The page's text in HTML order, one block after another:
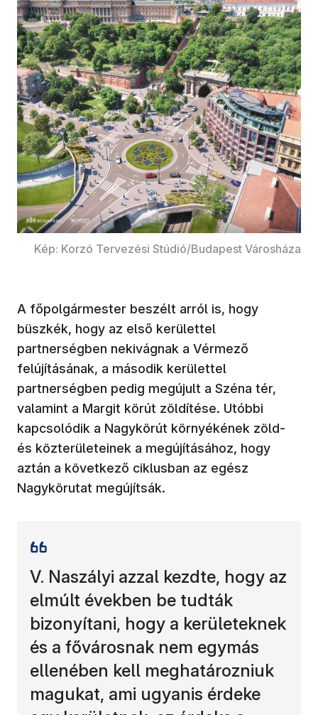
Kép: Korzó Tervezési Stúdió/Budapest Városháza
A főpolgármester beszélt arról is, hogy
büszkék, hogy az első kerülettel
partnerségben nekivágnak a Vérmező
felújításának, a második kerülettel
partnerségben pedig megújult a Széna tér,
valamint a Margit körút zöldítése. Utóbbi
kapcsolódik a Nagykörút környékének zöld-
és közterületeinek a megújításához, hogy
aztán a következő ciklusban az egész
Nagykörutat megújítsák.
V. Naszályi azzal kezdte, hogy az
elmúlt években be tudták
bizonyítani, hogy a kerületeknek
és a fővárosnak nem egymás
ellenében kell meghatározniuk
magukat, ami ugyanis érdeke